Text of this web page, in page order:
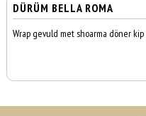
DÜRÜM BELLA ROMA
Wrap gevuld met shoarma döner